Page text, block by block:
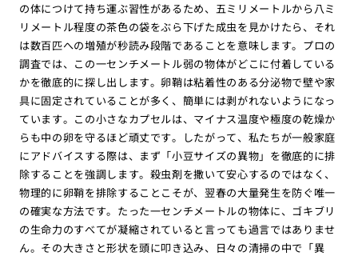
の体につけて持ち運ぶ習性があるため、五ミリメートルから八ミ
リメートル程度の茶色の袋をぶら下げた成虫を見かけたら、それ
は数百匹への増殖が秒読み段階であることを意味します。プロの
調査では、この一センチメートル弱の物体がどこに付着している
かを徹底的に探し出します。卵鞘は粘着性のある分泌物で壁や家
具に固定されていることが多く、簡単には剥がれないようになっ
ています。この小さなカプセルは、マイナス温度や極度の乾燥か
らも中の卵を守るほど頑丈です。したがって、私たちが一般家庭
にアドバイスする際は、まず「小豆サイズの異物」を徹底的に排
除することを強調します。殺虫剤を撒いて安心するのではなく、
物理的に卵鞘を排除することこそが、翌春の大量発生を防ぐ唯一
の確実な方法です。たった一センチメートルの物体に、ゴキブリ
の生命力のすべてが凝縮されていると言っても過言ではありませ
ん。その大きさと形状を頭に叩き込み、日々の清掃の中で「異